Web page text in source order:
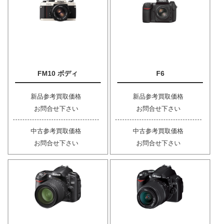
FM10 ボディ
新品参考買取価格
お問合せ下さい
中古参考買取価格
お問合せ下さい
F6
新品参考買取価格
お問合せ下さい
中古参考買取価格
お問合せ下さい